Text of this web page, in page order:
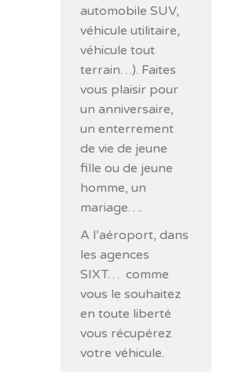
automobile SUV,
véhicule utilitaire,
véhicule tout
terrain…). Faites
vous plaisir pour
un anniversaire,
un enterrement
de vie de jeune
fille ou de jeune
homme, un
mariage….
A l’aéroport, dans
les agences
SIXT… comme
vous le souhaitez
en toute liberté
vous récupérez
votre véhicule.